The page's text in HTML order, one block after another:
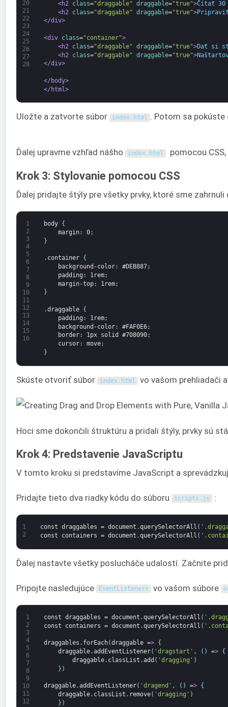
20
21
22
23
24
25
26
27
28
<h2 class="draggable" draggable="true">Čítať 30
<h2
class="draggable" draggable="true">Pripraviť
</div>
<div class="container">
<h2
class="draggable" draggable="true">Dať si
<h2
class="draggable" draggable="true">
</div>
</body>
</html>
Uložte a zatvorte súbor index. html . Potom sa
Ďalej upravme vzhľad nášho index. html pomocou CSS,
Krok 3: Stylovanie pomocou CSS
Ďalej pridajte štýly pre všetky prvky, ktoré sme
1
2
3
4
5
6
7
8
9
10
11
12
13
14
15
16
body
{
margin: 0;
}
. container
{
background-color: #DEB887;
padding : 1rem;
margin-top: 1rem;
}
.draggable
{
padding : 1rem;
background-color: #FAF0E6;
border: 1px solid #708090;
cursor: move;
}
Skúste otvoriť súbor index. html vo vašom prehliadači
Hoci sme dokončili štruktúru a pridali štýly, prvky sú
Krok 4: Predstavenie JavaScriptu
V tomto kroku si predstavíme JavaScript a
Pridajte tieto dva riadky kódu do súboru scripts . js :
1
2
const draggables = document .querySelectorAll (
const
containers = document .querySelectorAll (
Ďalej nastavte všetky poslucháče udalostí. Začnite
Pripojte nasledujúce EventListeners vo vašom súbore
1
2
3
4
5
6
7
8
9
10
11
12
const draggables = document .querySelectorAll (
const
containers = document .querySelectorAll (
draggables . forEach(draggable =>
{
draggable.addEventListener( 'dragstart' , ( ) =>
{
draggable. classList .add ( 'dragging' )
} )
draggable.addEventListener( 'dragend' , ( ) =>
{
draggable. classList . remove( 'dragging' )
} )